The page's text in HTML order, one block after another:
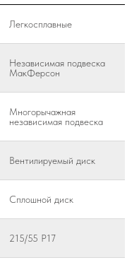
Легкосплавные
Независимая подвеска
МакФерсон
Многорычажная
независимая подвеска
Вентилируемый диск
Сплошной диск
215/55 Р17